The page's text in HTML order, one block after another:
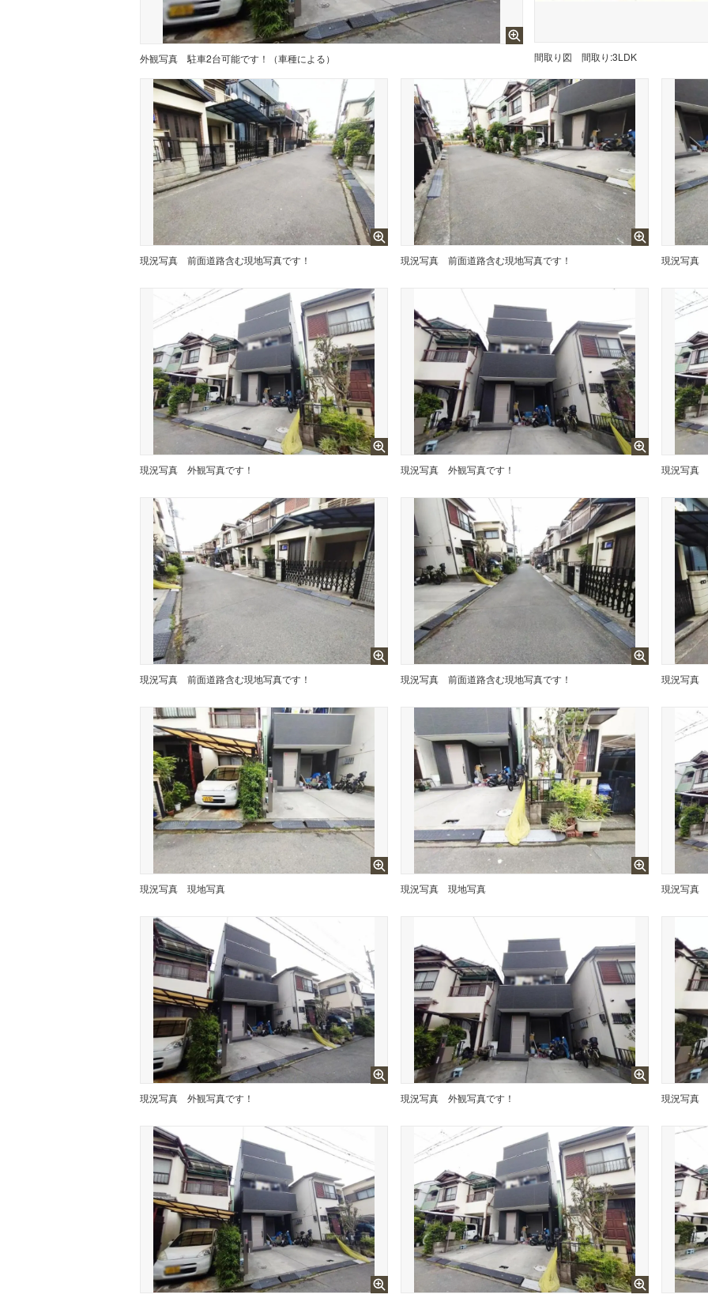
外観写真 駐車2台可能です！（車種による） 間取り図 間取り:3LDK
現況写真 前面道路含む現地写真です！ 現況写真 前面道路含む現地写真です！ 現況写真
現況写真 外観写真です！ 現況写真 外観写真です！ 現況写真
現況写真 前面道路含む現地写真です！ 現況写真 前面道路含む現地写真です！ 現況写真
現況写真 現地写真 現況写真 現地写真 現況写真
現況写真 外観写真です！ 現況写真 外観写真です！ 現況写真